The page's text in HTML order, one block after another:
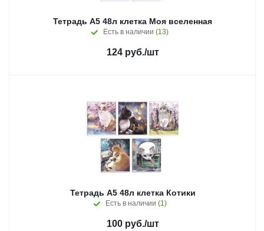
Тетрадь А5 48л клетка Моя вселенная
Есть в наличии (13)
124руб./шт
Тетрадь А5 48л клетка Котики
Есть в наличии (1)
100руб./шт